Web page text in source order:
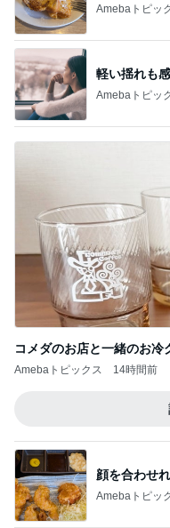
コメダのお店と一緒のお冷
Amebaトピックス
顔を合わせ
Amebaトピッ
4ヶ月後に届
Amebaトピック
Amebaトピッ